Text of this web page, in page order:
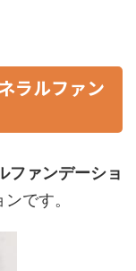
ラルファン
ファンデーショ
です。